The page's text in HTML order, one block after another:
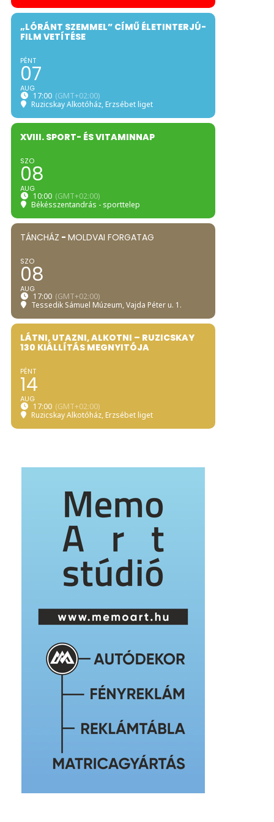
„LÓRÁNT SZEMMEL” CÍMŰ ÉLETINTERJÚ-
FILM VETÍTÉSE
PÉNT
07
AUG
17:00 (GMT+02:00)
Ruzicskay Alkotóház, Erzsébet liget
XVIII. SPORT- ÉS VITAMINNAP
SZO
08
AUG
10:00 (GMT+02:00)
Békésszentandrás - sporttelep
TÁNCHÁZ - MOLDVAI FORGATAG
SZO
08
AUG
17:00 (GMT+02:00)
Tessedik Sámuel Múzeum, Vajda Péter u. 1.
LÁTNI, UTAZNI, ALKOTNI – RUZICSKAY
130 KIÁLLÍTÁS MEGNYITÓJA
PÉNT
14
AUG
17:00 (GMT+02:00)
Ruzicskay Alkotóház, Erzsébet liget